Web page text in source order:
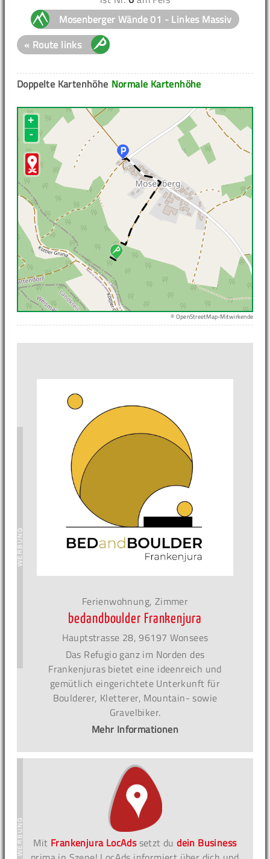
Mosenberger Wände 01 - Linkes Massiv
« Route links
Normale Kartenhöhe
Doppelte Kartenhöhe
+
-
© OpenStreetMap-Mitwirkende
Ferienwohnung, Zimmer
bedandboulder Frankenjura
Hauptstrasse 28, 96197 Wonsees
Das Refugio ganz im Norden des
Frankenjuras bietet eine ideenreich und
gemütlich eingerichtete Unterkunft für
Boulderer, Kletterer, Mountain- sowie
Gravelbiker.
Mehr Informationen
Mit Frankenjura LocAdssetzt dudein Business